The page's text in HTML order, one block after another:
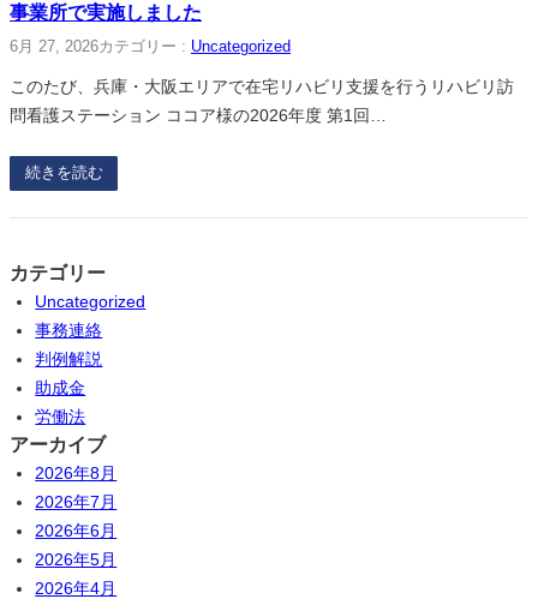
事業所で実施しました
6月 27, 2026カテゴリー : Uncategorized
このたび、兵庫・大阪エリアで在宅リハビリ支援を行うリハビリ訪
問看護ステーション ココア様の2026年度 第1回…
続きを読む
カテゴリー
Uncategorized
事務連絡
判例解説
助成金
労働法
アーカイブ
2026年8月
2026年7月
2026年6月
2026年5月
2026年4月